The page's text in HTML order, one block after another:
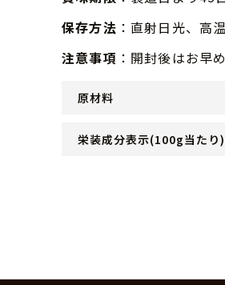
保存方法 ：直射日光、高
注意事項 ：開封後はお早
原材料
栄装成分表示(100g当たり